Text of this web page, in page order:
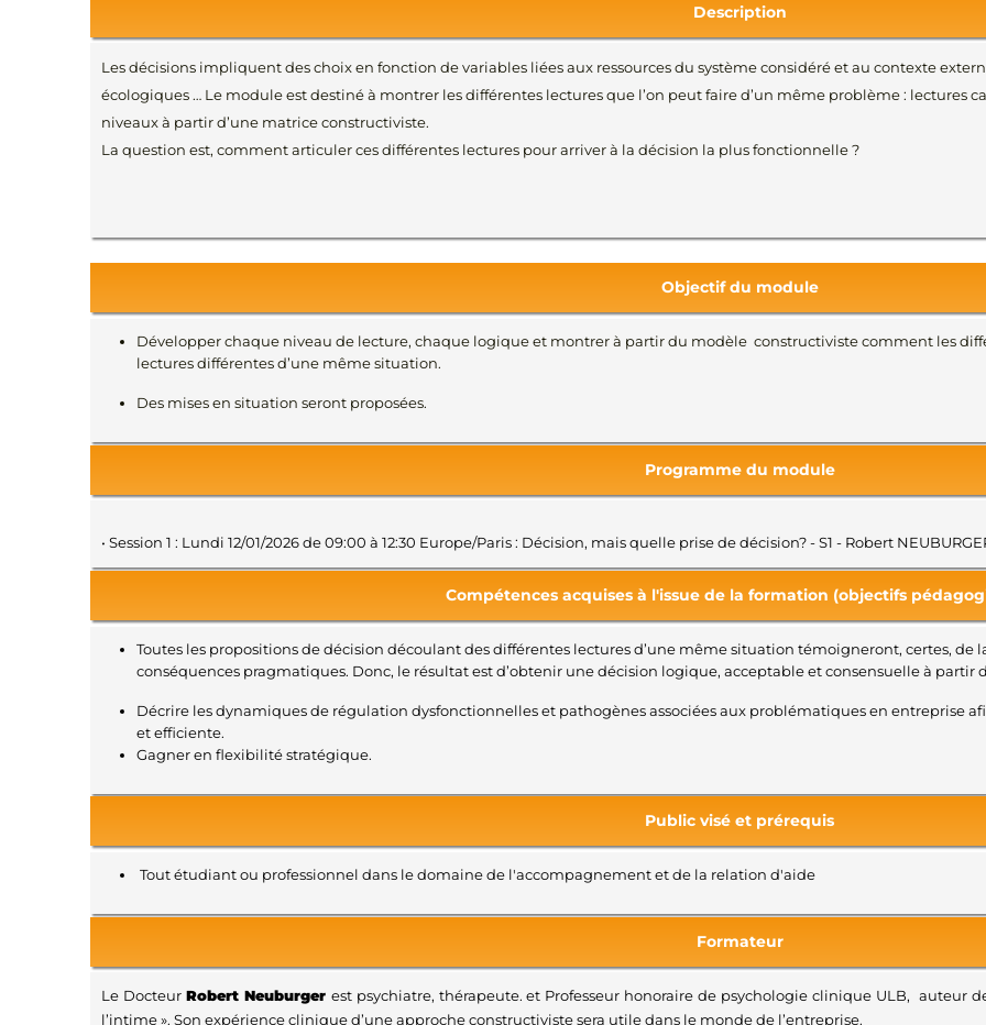
Description
Les décisions impliquent des choix en fonction de variables liées aux ressources du système considéré et au contexte
écologiques … Le module est destiné à montrer les différentes lectures que l’on peut faire d’un même problème : lectures
niveaux à partir d’une matrice constructiviste.
La question est, comment articuler ces différentes lectures pour arriver à la décision la plus fonctionnelle ?
Objectif du module
Développer chaque niveau de lecture, chaque logique et montrer à partir du modèle constructiviste comment les
lectures différentes d’une même situation.
Des mises en situation seront proposées.
Programme du module
• Session 1 : Lundi 12/01/2026 de 09:00 à 12:30 Europe/Paris : Décision, mais quelle prise de décision? - S1 - Robert
Compétences acquises à l'issue de la formation (objectifs
Toutes les propositions de décision découlant des différentes lectures d’une même situation témoigneront, certes, de
conséquences pragmatiques. Donc, le résultat est d’obtenir une décision logique, acceptable et consensuelle à partir
Décrire les dynamiques de régulation dysfonctionnelles et pathogènes associées aux problématiques en entreprise
et efficiente.
Gagner en flexibilité stratégique.
Public visé et prérequis
Tout étudiant ou professionnel dans le domaine de l'accompagnement et de la relation d'aide
Formateur
Le Docteur Robert Neuburger est psychiatre, thérapeute. et Professeur honoraire de psychologie clinique ULB, auteur
l’intime ». Son expérience clinique d’une approche constructiviste sera utile dans le monde de l’entreprise.